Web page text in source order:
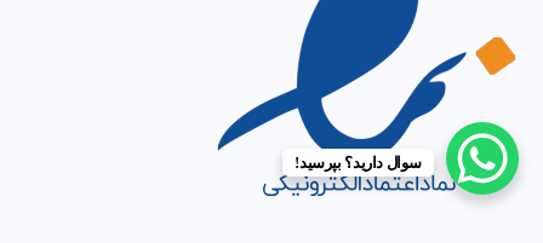
سوال دارید؟ بپرسید!